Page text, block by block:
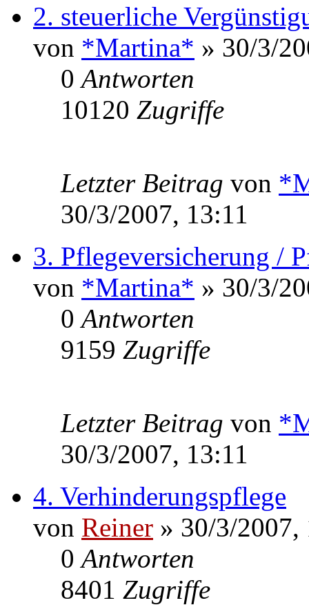
2. steuerliche
von *Martina* » 30/3/
0Antworten
10120 Zugriffe
Letzter Beitrag von
30/3/2007, 13:11
3. Pflegeversicherung /
von *Martina* » 30/3/
0Antworten
9159 Zugriffe
Letzter Beitrag von
30/3/2007, 13:11
4. Verhinderungspflege
von Reiner » 30/3/2007,
0Antworten
8401 Zugriffe